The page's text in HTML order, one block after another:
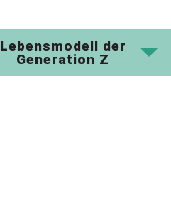
Lebensmodell der
Generation Z